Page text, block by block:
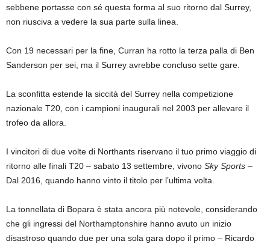
sebbene portasse con sé questa forma al suo ritorno dal Surrey,
non riusciva a vedere la sua parte sulla linea.
Con 19 necessari per la fine, Curran ha rotto la terza palla di Ben
Sanderson per sei, ma il Surrey avrebbe concluso sette gare.
La sconfitta estende la siccità del Surrey nella competizione
nazionale T20, con i campioni inaugurali nel 2003 per allevare il
trofeo da allora.
I vincitori di due volte di Northants riservano il tuo primo viaggio di
ritorno alle finali T20 – sabato 13 settembre, vivono Sky Sports –
Dal 2016, quando hanno vinto il titolo per l’ultima volta.
La tonnellata di Bopara è stata ancora più notevole, considerando
che gli ingressi del Northamptonshire hanno avuto un inizio
disastroso quando due per una sola gara dopo il primo – Ricardo